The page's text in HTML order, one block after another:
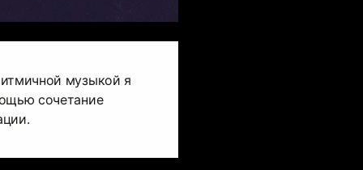
музыкой я
сочетание